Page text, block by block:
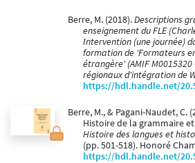
Berre, M. (2018).Descriptions
enseignement du FLE
Intervention (une journée)
formation de 'Formateurs
étrangère' (AMIF M0015320
régionaux d'intégration de
https://hdl.handle.net/
Berre, M., & Pagani-Naudet, C.
Histoire de la grammaire
Histoire des langues et
(pp. 501-518). Honoré
https://hdl.handle.net/